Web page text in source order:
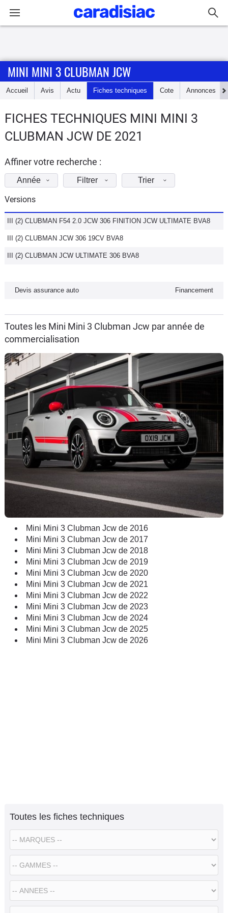
Accueil
Essais
d'achat
Electriques
Utilitaires
Flottes
Auto
Moto
Marques
MINI MINI 3 CLUBMAN JCW
Accueil Avis Actu Fiches techniques Cote Annonces
FICHES TECHNIQUES MINI MINI 3
CLUBMAN JCW DE 2021
Affiner votre recherche :
Année Filtrer Trier
Versions
III (2) CLUBMAN F54 2.0 JCW 306 FINITION JCW ULTIMATE BVA8
III (2) CLUBMAN JCW 306 19CV BVA8
III (2) CLUBMAN JCW ULTIMATE 306 BVA8
Devis assurance auto Financement
Toutes les Mini Mini 3 Clubman Jcw par année de
commercialisation
Mini Mini 3 Clubman Jcw de 2016
Mini Mini 3 Clubman Jcw de 2017
Mini Mini 3 Clubman Jcw de 2018
Mini Mini 3 Clubman Jcw de 2019
Mini Mini 3 Clubman Jcw de 2020
Mini Mini 3 Clubman Jcw de 2021
Mini Mini 3 Clubman Jcw de 2022
Mini Mini 3 Clubman Jcw de 2023
Mini Mini 3 Clubman Jcw de 2024
Mini Mini 3 Clubman Jcw de 2025
Mini Mini 3 Clubman Jcw de 2026
Toutes les fiches techniques